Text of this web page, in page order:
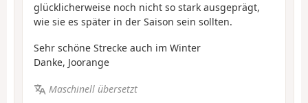
glücklicherweise noch nicht so stark ausgeprägt,
wie sie es später in der Saison sein sollten.
Sehr schöne Strecke auch im Winter
Danke, Joorange
Maschinell übersetzt